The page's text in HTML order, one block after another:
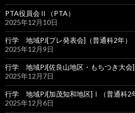
PTA役員会Ⅱ（PTA）
2025年12月10日
行学 地域PJ[プレ発表会]（普通科2年）
2025年12月9日
行学 地域PJ[佐良山地区・もちつき大会
2025年12月7日
行学 地域PJ[加茂知和地区]Ⅰ（普通科2
2025年12月6日